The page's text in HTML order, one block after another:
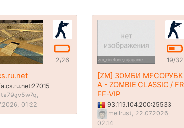
2/26
01:22
zm_vicetone_rajagame 19/32
[ZM] ЗОМБИ МЯСОРУБК
А - ZOMBIE CLASSIC / FR
EE-VIP
93.119.104.200:25533
mellrust, 22.07.2026,
02:14